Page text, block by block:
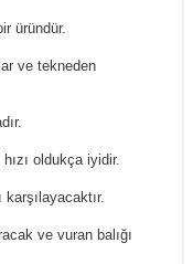
üründür.
ve tekneden
oldukça iyidir.
ve vuran balığı